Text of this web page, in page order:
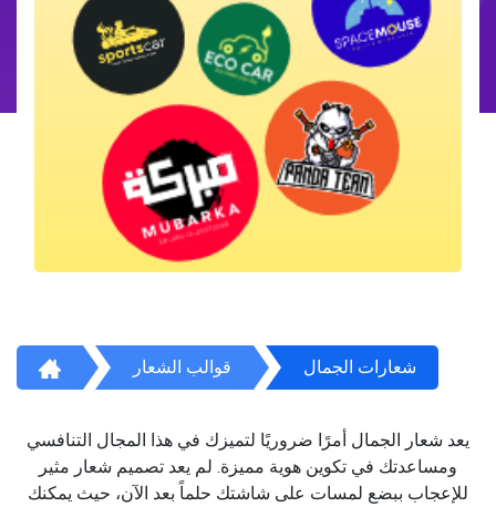
قوالب الشعار شعارات الجمال
يعد شعار الجمال أمرًا ضروريًا لتميزك في هذا المجال التنافسي
ومساعدتك في تكوين هوية مميزة. لم يعد تصميم شعار مثير
للإعجاب ببضع لمسات على شاشتك حلماً بعد الآن، حيث يمكنك